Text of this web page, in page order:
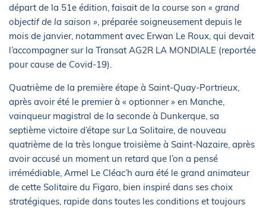
départ de la 51e édition, faisait de la course son « grand
objectif de la saison », préparée soigneusement depuis le
mois de janvier, notamment avec Erwan Le Roux, qui devait
l’accompagner sur la Transat AG2R LA MONDIALE (reportée
pour cause de Covid-19).
Quatrième de la première étape à Saint-Quay-Portrieux,
après avoir été le premier à « optionner » en Manche,
vainqueur magistral de la seconde à Dunkerque, sa
septième victoire d’étape sur La Solitaire, de nouveau
quatrième de la très longue troisième à Saint-Nazaire, après
avoir accusé un moment un retard que l’on a pensé
irrémédiable, Armel Le Cléac’h aura été le grand animateur
de cette Solitaire du Figaro, bien inspiré dans ses choix
stratégiques, rapide dans toutes les conditions et toujours